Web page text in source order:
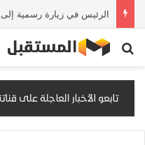
بحث عن